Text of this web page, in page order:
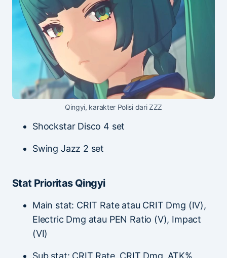
Qingyi, karakter Polisi dari ZZZ
Shockstar Disco 4 set
Swing Jazz 2 set
Stat Prioritas Qingyi
Main stat: CRIT Rate atau CRIT Dmg (IV),
Electric Dmg atau PEN Ratio (V), Impact
(VI)
Sub stat: CRIT Rate, CRIT Dmg, ATK%,